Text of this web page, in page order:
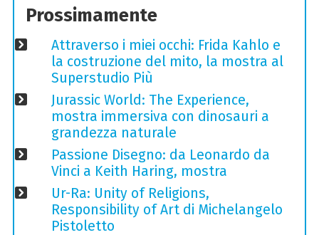
Prossimamente
Attraverso i miei occhi: Frida Kahlo e
la costruzione del mito, la mostra al
Superstudio Più
Jurassic World: The Experience,
mostra immersiva con dinosauri a
grandezza naturale
Passione Disegno: da Leonardo da
Vinci a Keith Haring, mostra
Ur-Ra: Unity of Religions,
Responsibility of Art di Michelangelo
Pistoletto